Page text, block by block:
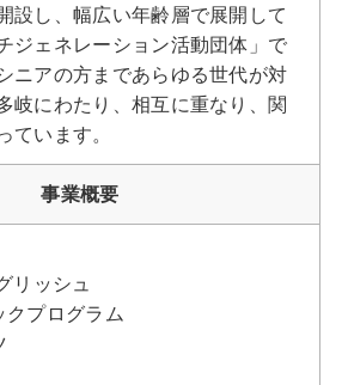
設し、幅広い年齢層で展開して
ジェネレーション活動団体」で
ニアの方まであらゆる世代が対
岐にわたり、相互に重なり、関
ています。
事業概要
リッシュ
プログラム